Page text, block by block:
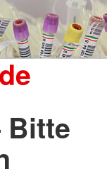
Bitte